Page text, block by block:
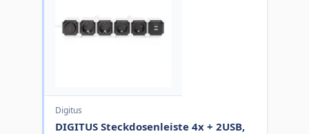
Digitus
DIGITUS Steckdosenleiste 4x + 2USB,